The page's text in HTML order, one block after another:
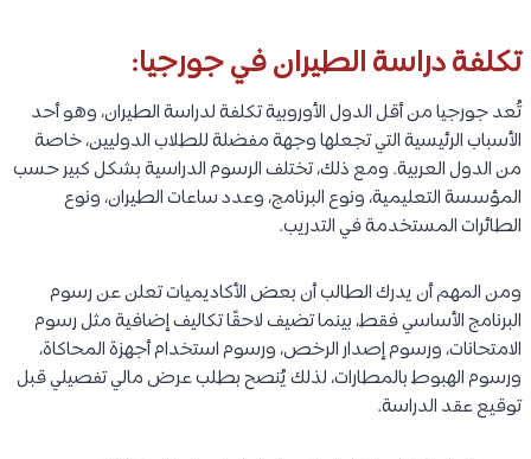
تكلفة دراسة الطيران في جورجيا:
تُعد جورجيا من أقل الدول الأوروبية تكلفة لدراسة الطيران، وهو أحد
الأسباب الرئيسية التي تجعلها وجهة مفضلة للطلاب الدوليين، خاصة
من الدول العربية. ومع ذلك، تختلف الرسوم الدراسية بشكل كبير حسب
المؤسسة التعليمية، ونوع البرنامج، وعدد ساعات الطيران، ونوع
الطائرات المستخدمة في التدريب.
ومن المهم أن يدرك الطالب أن بعض الأكاديميات تعلن عن رسوم
البرنامج الأساسي فقط، بينما تضيف لاحقًا تكاليف إضافية مثل رسوم
الامتحانات، ورسوم إصدار الرخص، ورسوم استخدام أجهزة المحاكاة،
ورسوم الهبوط بالمطارات، لذلك يُنصح بطلب عرض مالي تفصيلي قبل
توقيع عقد الدراسة.